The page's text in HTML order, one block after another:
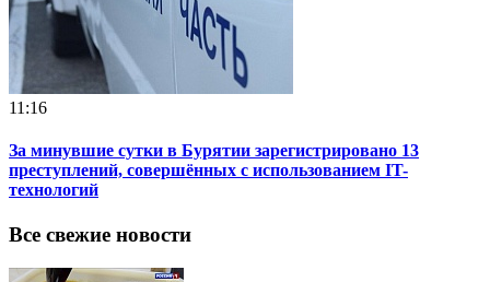
11:16
За минувшие сутки в Бурятии зарегистрировано 13
преступлений, совершённых с использованием IT-
технологий
Все свежие новости